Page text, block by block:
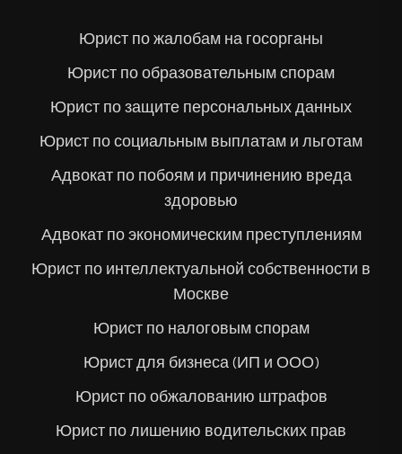
Юрист по жалобам на госорганы
Юрист по образовательным спорам
Юрист по защите персональных данных
Юрист по социальным выплатам и льготам
Адвокат по побоям и причинению вреда
здоровью
Адвокат по экономическим преступлениям
Юрист по интеллектуальной собственности в
Москве
Юрист по налоговым спорам
Юрист для бизнеса (ИП и ООО)
Юрист по обжалованию штрафов
Юрист по лишению водительских прав